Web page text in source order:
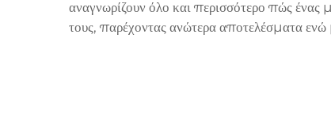
αναγνωρίζουν όλο και περισσότερο πώς ένας
τους, παρέχοντας ανώτερα αποτελέσματα ενώ